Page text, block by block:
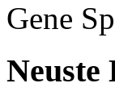
Gene
Neuste